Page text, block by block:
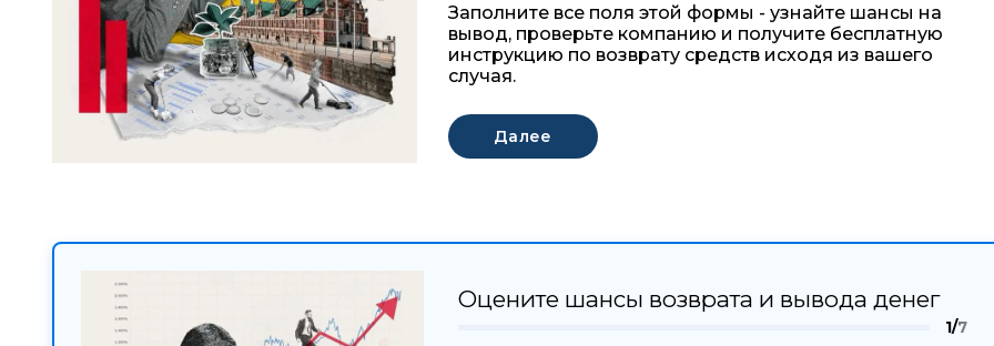
Заполните все поля этой формы - узнайте шансы на
вывод, проверьте компанию и получите бесплатную
инструкцию по возврату средств исходя из вашего
случая.
Оцените шансы возврата и вывода денег
1/7